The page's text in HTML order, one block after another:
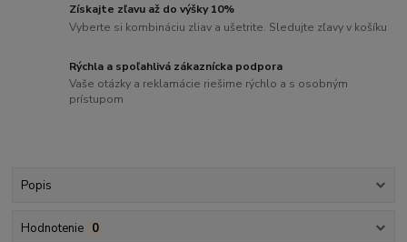
Získajte zľavu až do výšky 10%
Vyberte si kombináciu zliav a ušetrite. Sledujte zľavy v košíku
Rýchla a spoľahlivá zákaznícka podpora
Vaše otázky a reklamácie riešime rýchlo a s osobným
prístupom
Popis
Hodnotenie 0